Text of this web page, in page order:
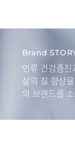
Brand
인류 건강증진
삶의 질 향상
의 브랜드를